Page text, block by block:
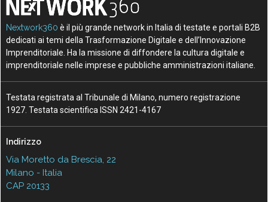
Nextwork360 è il più grande network in Italia di testate e portali B2B
dedicati ai temi della Trasformazione Digitale e dell’Innovazione
Imprenditoriale. Ha la missione di diffondere la cultura digitale e
imprenditoriale nelle imprese e pubbliche amministrazioni italiane.
Testata registrata al Tribunale di Milano, numero registrazione
1927. Testata scientifica ISSN 2421-4167
Indirizzo
Via Moretto da Brescia, 22
Milano - Italia
CAP 20133